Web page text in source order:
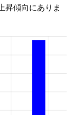
昇傾向にありま